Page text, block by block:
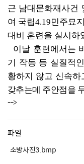
근 남대문화재사건
여 국립4.19민주묘
대비 훈련을 실시하
이날 훈련에서는
기 작동 등 실질적
황하지 않고 신속하
갖추는데 주안점을
-->
파일
소방사진3.bmp